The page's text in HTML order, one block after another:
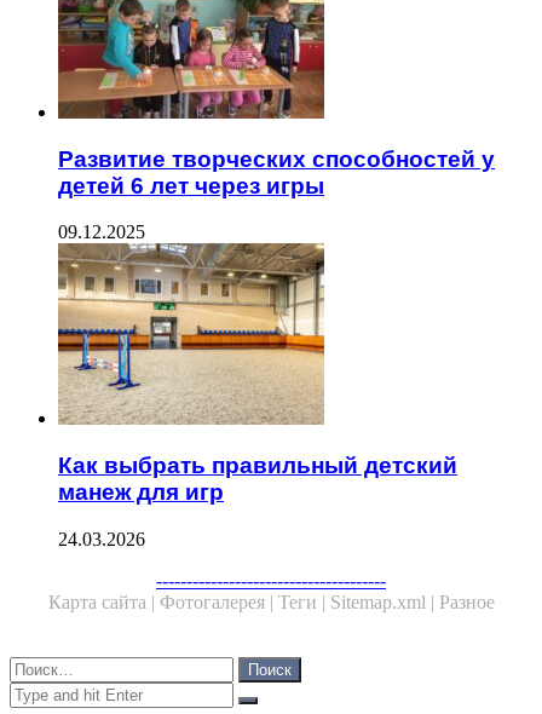
Развитие творческих способностей у
детей 6 лет через игры
09.12.2025
Как выбрать правильный детский
манеж для игр
24.03.2026
--------------------------------------
Карта сайта | Фотогалерея | Теги | Sitemap.xml | Разное
Close
Найти:
Close
Search